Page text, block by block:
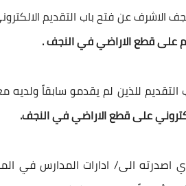
الاشرف عن فتح باب التقديم
على قطع الاراضي في النجف .
للذين لم يقدمو سابقاً ولديه
على قطع الاراضي في النجف.
اصدرته الى/ ادارات المدارس في